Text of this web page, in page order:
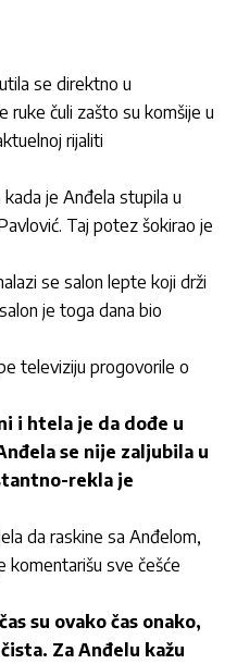
se direktno u
ruke čuli zašto su komšije u
rijaliti
je Anđela stupila u
Taj potez šokirao je
se salon lepte koji drži
je toga dana bio
televiziju progovorile o
i htela je da dođe u
se nije zaljubila u
rekla je
da raskine sa Anđelom,
komentarišu sve češće
su ovako čas onako,
Za Anđelu kažu